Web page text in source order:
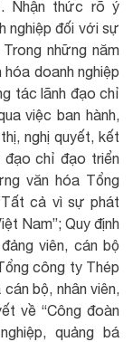
Nhận thức rõ ý
nghiệp đối với sự
những năm
doanh nghiệp
tác lãnh đạo chỉ
việc ban hành,
nghị quyết, kết
đạo chỉ đạo triển
văn hóa Tổng
cả vì sự phát
Nam”; Quy định
viên, cán bộ
công ty Thép
bộ, nhân viên,
về “Công đoàn
quảng bá